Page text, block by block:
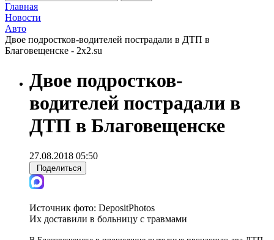
Главная
Новости
Авто
Двое подростков-водителей пострадали в ДТП в
Благовещенске - 2x2.su
Двое подростков-
водителей пострадали в
ДТП в Благовещенске
27.08.2018 05:50
Поделиться
Источник фото: DepositPhotos
Их доставили в больницу с травмами